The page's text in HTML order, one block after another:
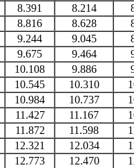
8.391 8.214
8.816 8.628
9.244 9.045
9.675 9.464
10.108 9.886
10.545 10.310
10.984 10.737
11.427 11.167
11.872 11.598
12.321 12.034
12.773 12.470